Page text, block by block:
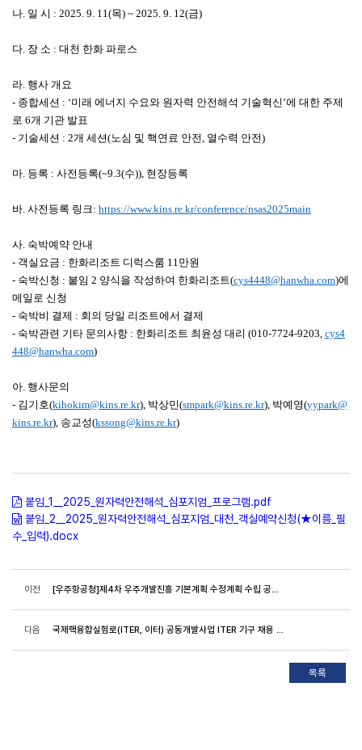
나. 일 시 : 2025. 9. 11(목) ~ 2025. 9. 12(금)
다. 장 소 : 대천 한화 파로스
라. 행사 개요
- 종합세션 : ‘미래 에너지 수요와 원자력 안전해석 기술혁신’에 대한 주제
로 6개 기관 발표
- 기술세션 : 2개 세션(노심 및 핵연료 안전, 열수력 안전)
마. 등록 : 사전등록(~9.3(수)), 현장등록
바. 사전등록 링크: https://www.kins.re.kr/conference/nsas2025main
사. 숙박예약 안내
- 객실요금 : 한화리조트 디럭스룸 11만원
- 숙박신청 : 붙임 2 양식을 작성하여 한화리조트(cys4448@hanwha.com)에
메일로 신청
- 숙박비 결제 : 회의 당일 리조트에서 결제
- 숙박관련 기타 문의사항 : 한화리조트 최윤성 대리 (010-7724-9203, cys4
448@hanwha.com)
아. 행사문의
- 김기호(kihokim@kins.re.kr), 박상민(smpark@kins.re.kr), 박예영(yypark@
kins.re.kr), 송교성(kssong@kins.re.kr)
붙임_1__2025_원자력안전해석_심포지엄_프로그램.pdf
붙임_2__2025_원자력안전해석_심포지엄_대천_객실예약신청(★이름_필
수_입력).docx
이전 [우주항공청]제4차 우주개발진흥 기본계획 수정계획 수립 공청회 개최
다음 국제핵융합실험로(ITER, 이터) 공동개발사업 ITER 기구 채용 모집공고(제404차) 안내(~9/7, ~9/21, ~9/28)